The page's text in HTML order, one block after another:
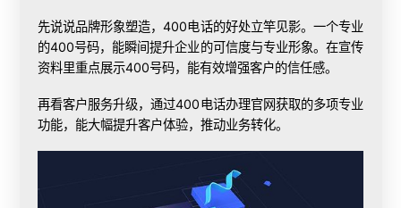
先说说品牌形象塑造，400电话的好处立竿见影。一个专业
的400号码，能瞬间提升企业的可信度与专业形象。在宣传
资料里重点展示400号码，能有效增强客户的信任感。
再看客户服务升级，通过400电话办理官网获取的多项专业
功能，能大幅提升客户体验，推动业务转化。